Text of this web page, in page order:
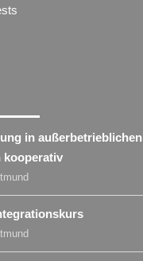
in außerbetrieblichen
kooperativ